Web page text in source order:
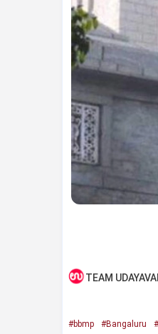
TEAM
#bbmp #Bangaluru